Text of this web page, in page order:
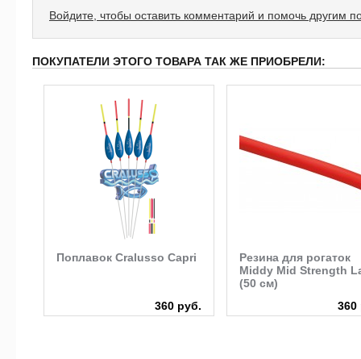
Войдите, чтобы оставить комментарий и помочь другим
ПОКУПАТЕЛИ ЭТОГО ТОВАРА ТАК ЖЕ ПРИОБРЕЛИ:
Поплавок Cralusso Capri
360 руб.
Резина для рогаток
Middy Mid Strength
(50 см)
360